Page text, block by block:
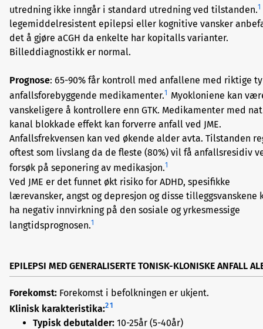
utredning ikke inngår i standard utredning ved tilstanden.1
legemiddelresistent epilepsi eller kognitive vansker
det å gjøre aCGH da enkelte har kopitalls varianter.
Billeddiagnostikk er normal.
Prognose: 65-90% får kontroll med anfallene med riktige
anfallsforebyggende medikamenter.1
Myokloniene kan
vanskeligere å kontrollere enn GTK. Medikamenter med
kanal blokkade effekt kan forverre anfall ved JME.
Anfallsfrekvensen kan ved økende alder avta. Tilstanden
oftest som livslang da de fleste (80%) vil få anfallsresidiv
forsøk på seponering av medikasjon.1
Ved JME er det funnet økt risiko for ADHD, spesifikke
lærevansker, angst og depresjon og disse tilleggsvanskene
ha negativ innvirkning på den sosiale og yrkesmessige
langtidsprognosen.1
EPILEPSI MED GENERALISERTE TONISK-KLONISKE ANFALL
Forekomst: Forekomst i befolkningen er ukjent.
Klinisk karakteristika:21
Typisk debutalder: 10-25år (5-40år)